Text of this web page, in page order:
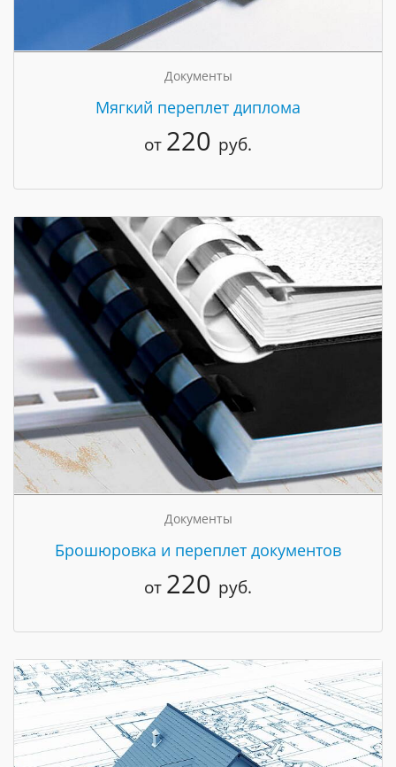
Документы
Мягкий переплет диплома
от 220 руб.
Документы
Брошюровка и переплет документов
от 220 руб.